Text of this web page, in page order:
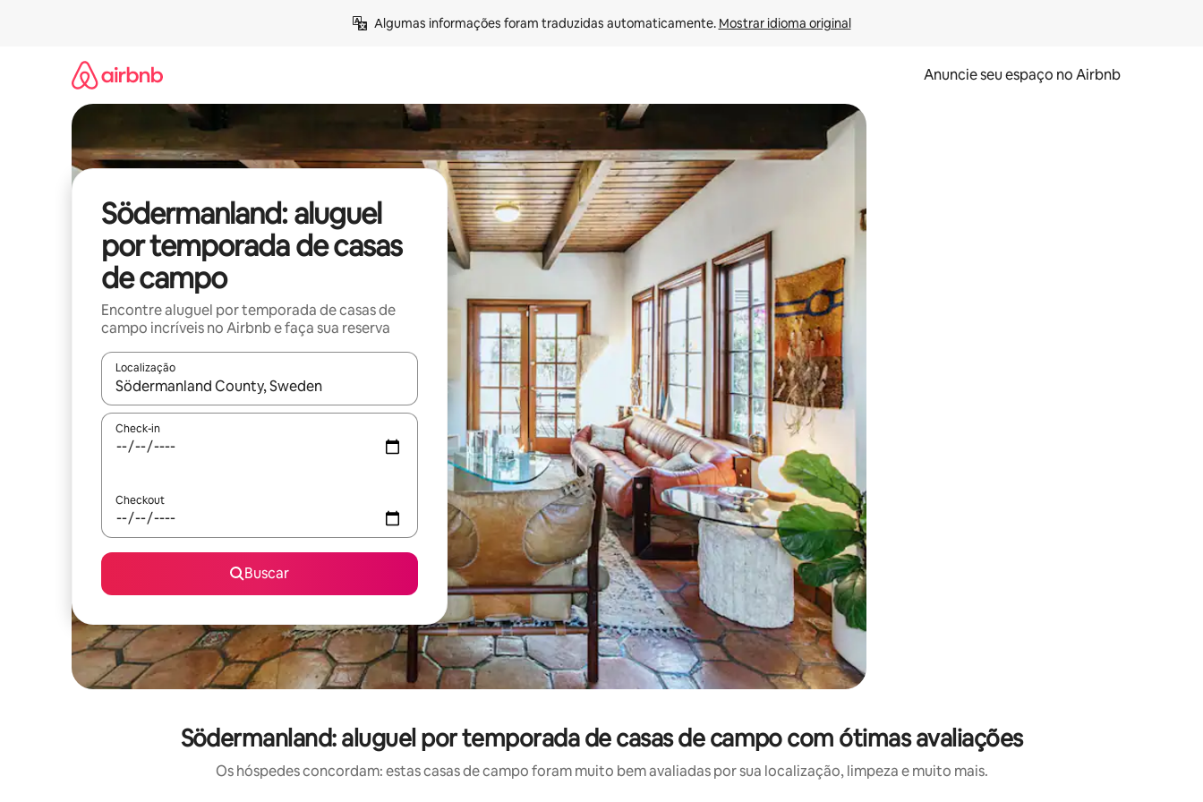
Algumas informações foram traduzidas automaticamente. Mostrar idioma original
Anuncie seu espaço no Airbnb
Södermanland: aluguel
por temporada de casas
de campo
Encontre aluguel por temporada de casas de
campo incríveis no Airbnb e faça sua reserva
Localização
Quando os resultados estiverem disponíveis, explore-os usando as seta para cima e para baixo do teclado ou tocando e deslizando o dedo na tela.
Check-in
Checkout
Buscar
Södermanland: aluguel por temporada de casas de campo com ótimas avaliações
Os hóspedes concordam: estas casas de campo foram muito bem avaliadas por sua localização, limpeza e muito mais.